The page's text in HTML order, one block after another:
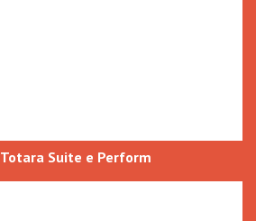
Totara Suite e Perform